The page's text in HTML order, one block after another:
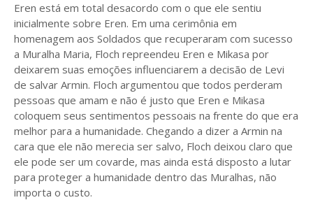
Eren está em total desacordo com o que ele sentiu
inicialmente sobre Eren. Em uma cerimônia em
homenagem aos Soldados que recuperaram com sucesso
a Muralha Maria, Floch repreendeu Eren e Mikasa por
deixarem suas emoções influenciarem a decisão de Levi
de salvar Armin. Floch argumentou que todos perderam
pessoas que amam e não é justo que Eren e Mikasa
coloquem seus sentimentos pessoais na frente do que era
melhor para a humanidade. Chegando a dizer a Armin na
cara que ele não merecia ser salvo, Floch deixou claro que
ele pode ser um covarde, mas ainda está disposto a lutar
para proteger a humanidade dentro das Muralhas, não
importa o custo.